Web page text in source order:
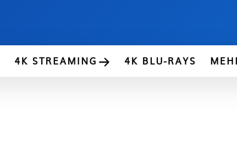
4K STREAMING 4K BLU-RAYS